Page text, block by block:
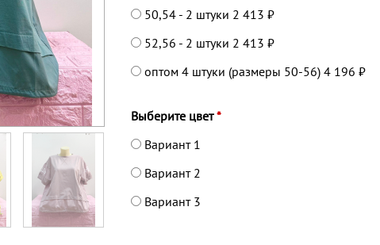
50,54 - 2 штуки 2 413 ₽
52,56 - 2 штуки 2 413 ₽
оптом 4 штуки (размеры 50-56) 4 196 ₽
Выберите цвет*
Вариант 1
Вариант 2
Вариант 3